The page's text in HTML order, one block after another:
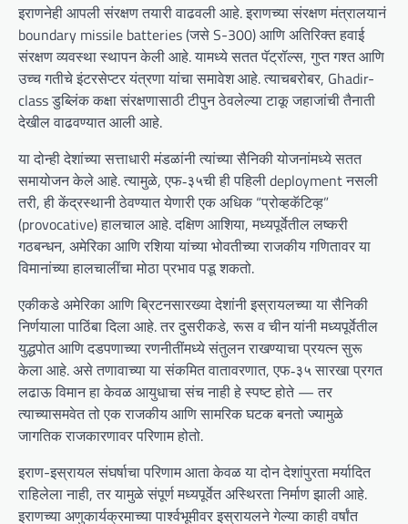
इराणनेही आपली संरक्षण तयारी वाढवली आहे. इराणच्या संरक्षण मंत्रालयानं
boundary missile batteries (जसे S-300) आणि अतिरिक्त हवाई
संरक्षण व्यवस्था स्थापन केली आहे. यामध्ये सतत पॅट्रॉल्स, गुप्त गश्त आणि
उच्च गतीचे इंटरसेप्टर यंत्रणा यांचा समावेश आहे. त्याचबरोबर, Ghadir-
class डुब्लिंक कक्षा संरक्षणासाठी टीपुन ठेवलेल्या टाकू जहाजांची तैनाती
देखील वाढवण्यात आली आहे.
या दोन्ही देशांच्या सत्ताधारी मंडळांनी त्यांच्या सैनिकी योजनांमध्ये सतत
समायोजन केले आहे. त्यामुळे, एफ‑३५ची ही पहिली deployment नसली
तरी, ही केंद्रस्थानी ठेवण्यात येणारी एक अधिक “प्रोव्हकॅटिव्ह़”
(provocative) हालचाल आहे. दक्षिण आशिया, मध्यपूर्वेतील लष्करी
गठबन्धन, अमेरिका आणि रशिया यांच्या भोवतीच्या राजकीय गणितावर या
विमानांच्या हालचालींचा मोठा प्रभाव पडू शकतो.
एकीकडे अमेरिका आणि ब्रिटनसारख्या देशांनी इस्रायलच्या या सैनिकी
निर्णयाला पाठिंबा दिला आहे. तर दुसरीकडे, रूस व चीन यांनी मध्यपूर्वेतील
युद्धपोत आणि दडपणाच्या रणनीतींमध्ये संतुलन राखण्याचा प्रयत्न सुरू
केला आहे. असे तणावाच्या या संकमित वातावरणात, एफ‑३५ सारखा प्रगत
लढाऊ विमान हा केवळ आयुधाचा संच नाही हे स्पष्ट होते — तर
त्याच्यासमवेत तो एक राजकीय आणि सामरिक घटक बनतो ज्यामुळे
जागतिक राजकारणावर परिणाम होतो.
इराण-इस्रायल संघर्षाचा परिणाम आता केवळ या दोन देशांपुरता मर्यादित
राहिलेला नाही, तर यामुळे संपूर्ण मध्यपूर्वेत अस्थिरता निर्माण झाली आहे.
इराणच्या अणुकार्यक्रमाच्या पार्श्वभूमीवर इस्रायलने गेल्या काही वर्षांत